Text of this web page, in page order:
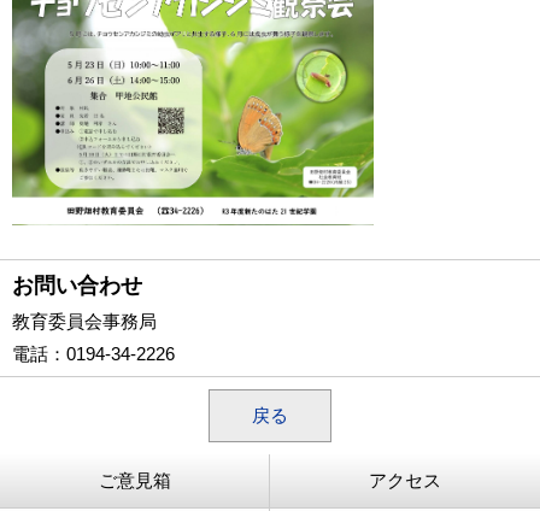
お問い合わせ
教育委員会事務局
電話 ：0194-34-2226
戻る
ご意見箱 アクセス